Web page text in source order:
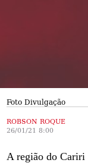
Foto Divulgação
ROBSON ROQUE
26/01/21 8:00
A região do Cariri